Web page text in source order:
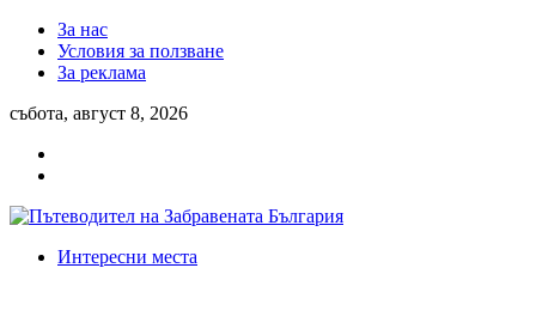
За нас
Условия за ползване
За реклама
събота, август 8, 2026
Интересни места